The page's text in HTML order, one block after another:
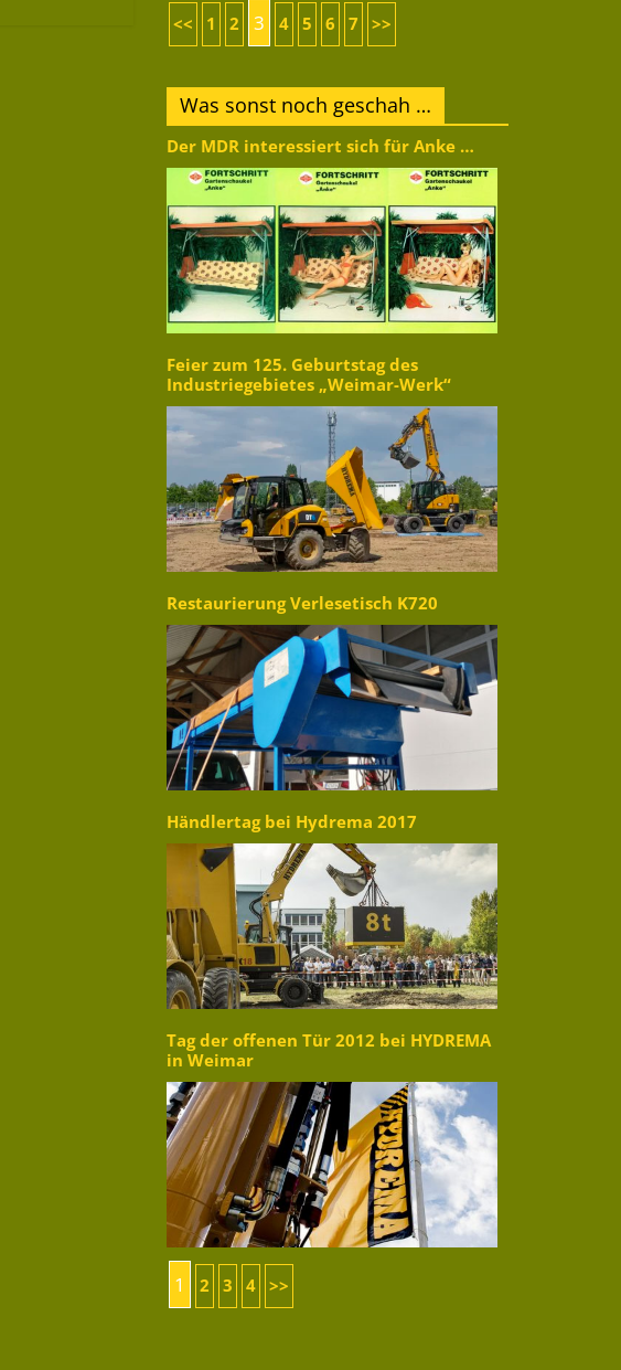
<< 1 2 3 4 5 6 7 >>
Was sonst noch geschah …
Der MDR interessiert sich für Anke …
Feier zum 125. Geburtstag des
Industriegebietes „Weimar-Werk“
Restaurierung Verlesetisch K720
Händlertag bei Hydrema 2017
Tag der offenen Tür 2012 bei HYDREMA
in Weimar
1 2 3 4 >>